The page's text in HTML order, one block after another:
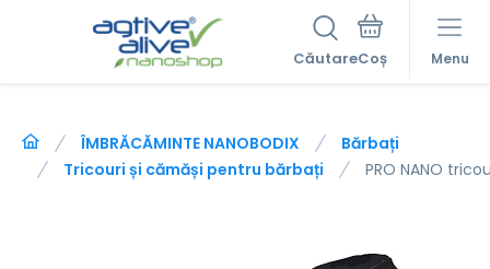
Căutare Menu
ÎMBRĂCĂMINTE NANOBODIX
Bărbați
Tricouri și cămăși pentru bărbați
PRO NANO